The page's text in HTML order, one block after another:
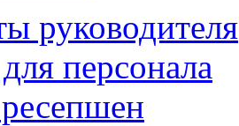
руководителя
персонала